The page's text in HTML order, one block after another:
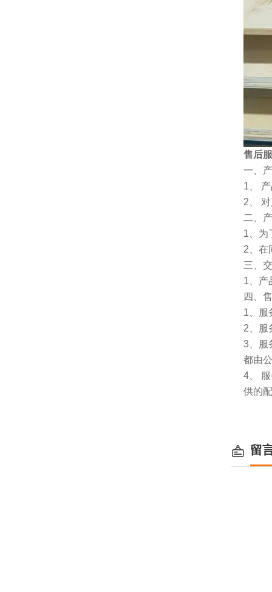
售后
一、
1、
2、
二、
1、为
2、在
三、
1、产
四、
1、服
2、服
3、服
都由
4、
供的
留